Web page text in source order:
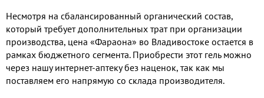
Несмотря на сбалансированный органический состав,
который требует дополнительных трат при организации
производства, цена «Фараона» во Владивостоке остается в
рамках бюджетного сегмента. Приобрести этот гель можно
через нашу интернет-аптеку без наценок, так как мы
поставляем его напрямую со склада производителя.